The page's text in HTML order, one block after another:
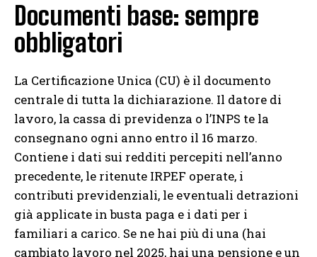
Documenti base: sempre
obbligatori
La Certificazione Unica (CU) è il documento
centrale di tutta la dichiarazione. Il datore di
lavoro, la cassa di previdenza o l’INPS te la
consegnano ogni anno entro il 16 marzo.
Contiene i dati sui redditi percepiti nell’anno
precedente, le ritenute IRPEF operate, i
contributi previdenziali, le eventuali detrazioni
già applicate in busta paga e i dati per i
familiari a carico. Se ne hai più di una (hai
cambiato lavoro nel 2025, hai una pensione e un